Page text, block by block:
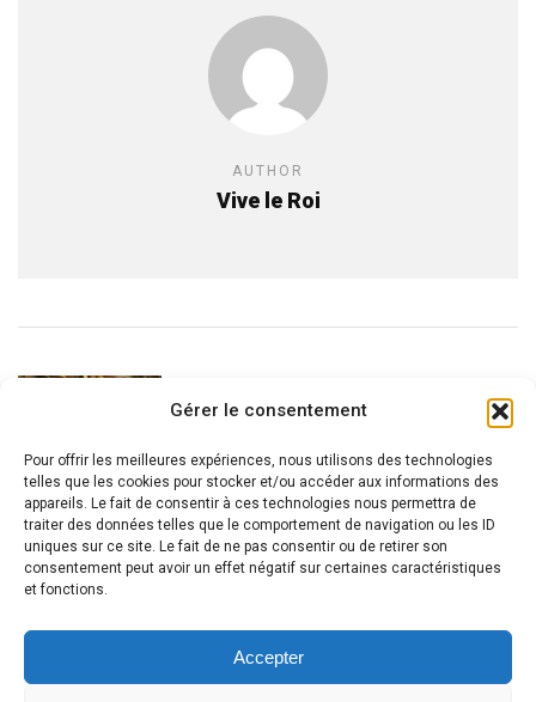
Gérer le consentement
Pour offrir les meilleures expériences, nous utilisons des technologies
telles que les cookies pour stocker et/ou accéder aux informations des
appareils. Le fait de consentir à ces technologies nous permettra de
traiter des données telles que le comportement de navigation ou les ID
uniques sur ce site. Le fait de ne pas consentir ou de retirer son
consentement peut avoir un effet négatif sur certaines caractéristiques
et fonctions.
Accepter
AUTHOR
Vive le Roi
La Aléfo Thérapie